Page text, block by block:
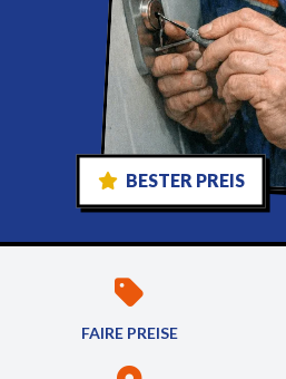
BESTER PREIS
FAIRE PREISE